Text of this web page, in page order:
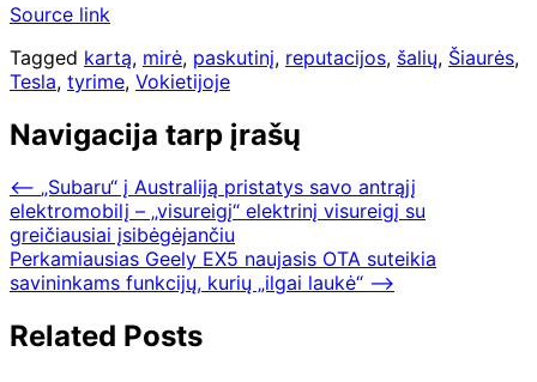
Source link
Tagged kartą, mirė, paskutinį, reputacijos, šalių, Šiaurės,
Tesla, tyrime, Vokietijoje
Navigacija tarp įrašų
⟵ „Subaru“ į Australiją pristatys savo antrąjį
elektromobilį – „visureigį“ elektrinį visureigį su
greičiausiai įsibėgėjančiu
Perkamiausias Geely EX5 naujasis OTA suteikia
savininkams funkcijų, kurių „ilgai laukė“ ⟶
Related Posts